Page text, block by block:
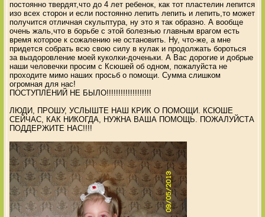
постоянно твердят,что до 4 лет ребенок, как тот пластелин лепится
изо всех сторон и если постоянно лепить лепить и лепить,то может
получится отличная скульптура, ну это я так образно. А вообще
очень жаль,что в борьбе с этой болезнью главным врагом есть
время которое к сожалению не остановить. Ну, что-же, а мне
придется собрать всю свою силу в кулак и продолжать бороться
за выздоровление моей куколки-доченьки. А Вас дорогие и добрые
наши человечки просим с Ксюшей об одном, пожалуйста не
проходите мимо наших просьб о помощи. Сумма слишком
огромная для нас!
ПОСТУПЛЕНИЙ НЕ БЫЛО!!!!!!!!!!!!!!!!!!!
ЛЮДИ, ПРОШУ, УСЛЫШТЕ НАШ КРИК О ПОМОЩИ. КСЮШЕ
СЕЙЧАС, КАК НИКОГДА, НУЖНА ВАША ПОМОЩЬ. ПОЖАЛУЙСТА
ПОДДЕРЖИТЕ НАС!!!!